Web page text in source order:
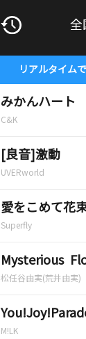
全
リアルタイム
みかんハート
C&K
[良音]激動
UVERworld
愛をこめて花
Superfly
Mysterious
松任谷由実(荒井由実)
M!LK